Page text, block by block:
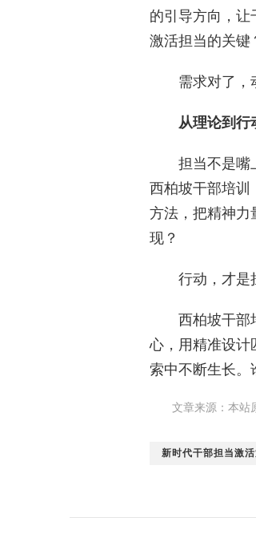
的引导方向，让
激活担当的关键
需求对了，
从理论到行
担当不是嘴
西柏坡干部培训
方法，把精神力
现？
行动，才是
西柏坡干部
心，用精准设计
索中不断生长。
文章来源：本
新时代干部担当激